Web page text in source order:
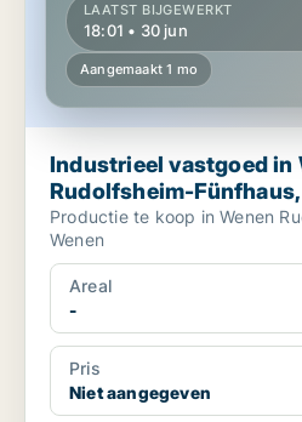
LAATST BIJGEWERKT
18:01 • 30 jun
Aangemaakt 1 mo
Industrieel vastgoed in
Rudolfsheim-Fünfhaus,
Productie te koop in Wenen
Wenen
Areal
-
Pris
Niet aangegeven